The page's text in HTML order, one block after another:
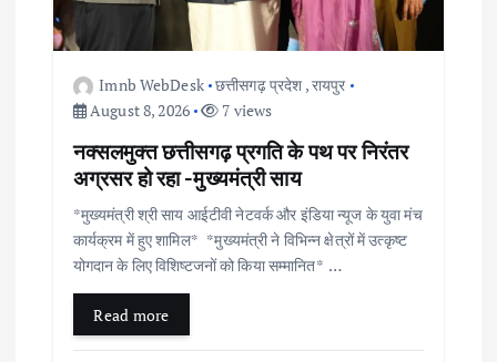
Imnb WebDesk छत्तीसगढ़ प्रदेश ,रायपुर
August 8, 2026
7 views
नक्सलमुक्त छत्तीसगढ़ प्रगति के पथ पर निरंतर
अग्रसर हो रहा -मुख्यमंत्री साय
*मुख्यमंत्री श्री साय आईटीवी नेटवर्क और इंडिया न्यूज के युवा मंच
कार्यक्रम में हुए शामिल* *मुख्यमंत्री ने विभिन्न क्षेत्रों में उत्कृष्ट
योगदान के लिए विशिष्टजनों को किया सम्मानित* …
Read more